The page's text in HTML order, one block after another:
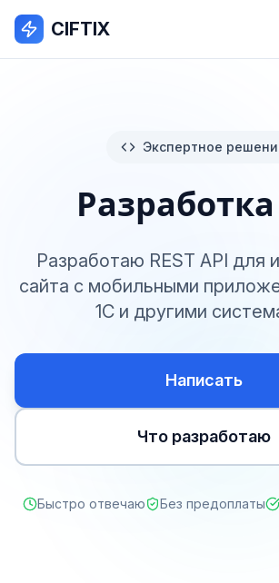
CIFTIX
Экспертное
Разработка
Разработаю REST API для
сайта с мобильными
1С и другими
Написать
Что разработаю
Быстро отвечаю Без предоплаты